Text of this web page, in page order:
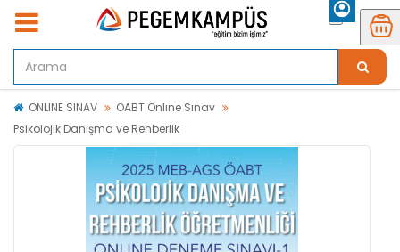
ONLINE SINAV
ÖABT Onlıne Sınav
Psikolojik Danışma ve Rehberlik